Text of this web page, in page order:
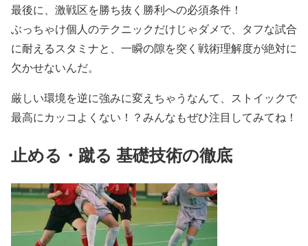
最後に、激戦区を勝ち抜く勝利への必須条件！
ぶっちゃけ個人のテクニックだけじゃダメで、タフな試合
に耐えるスタミナと、一瞬の隙を突く戦術理解度が絶対に
欠かせないんだ。
厳しい環境を逆に強みに変えちゃうなんて、ストイックで
最高にカッコよくない！？みんなもぜひ注目してみてね！
止める・蹴る 基礎技術の徹底